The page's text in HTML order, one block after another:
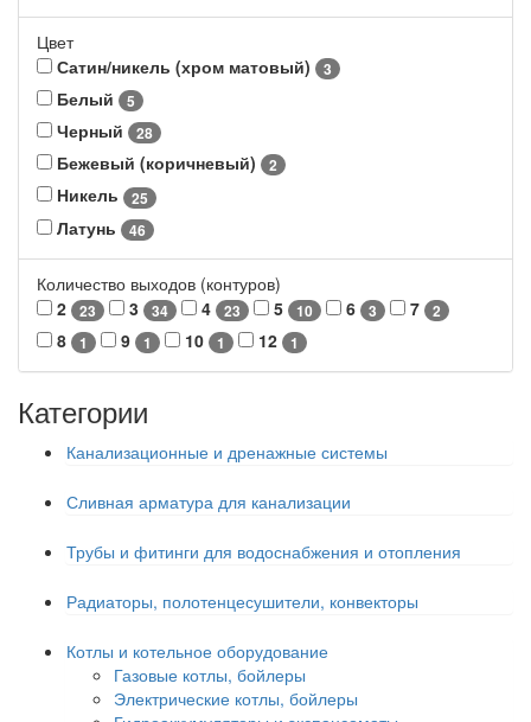
Цвет
Сатин/никель (хром матовый)
3
Белый 5
Черный 28
Бежевый (коричневый) 2
Никель 25
Латунь 46
Количество выходов (контуров)
2
23 3 34 4 23 5 10 6 3 7 2
8 1 9 1 10 1 12 1
Категории
Канализационные и дренажные системы
Сливная арматура для канализации
Трубы и фитинги для водоснабжения и отопления
Радиаторы, полотенцесушители, конвекторы
Котлы и котельное оборудование
Газовые котлы, бойлеры
Электрические котлы, бойлеры